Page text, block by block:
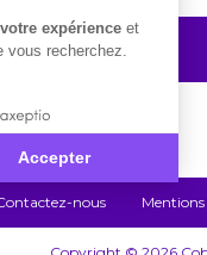
nous Mentions